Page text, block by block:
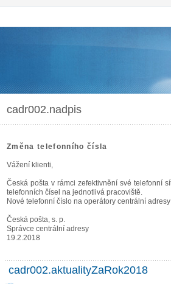
cadr002.nadpis
Změna telefonního čísla
Vážení klienti,
Česká pošta v rámci zefektivnění své telefonní
telefonních čísel na jednotlivá pracoviště.
Nové telefonní číslo na operátory centrální adresy
Česká pošta, s. p.
Správce centrální adresy
19.2.2018
cadr002.aktualityZaRok2018